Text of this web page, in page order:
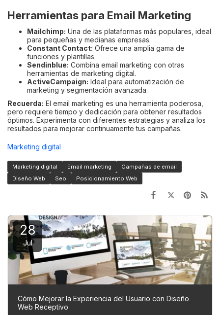
Herramientas para Email Marketing
Mailchimp: Una de las plataformas más populares, ideal
para pequeñas y medianas empresas.
Constant Contact: Ofrece una amplia gama de
funciones y plantillas.
Sendinblue: Combina email marketing con otras
herramientas de marketing digital.
ActiveCampaign: Ideal para automatización de
marketing y segmentación avanzada.
Recuerda: El email marketing es una herramienta poderosa,
pero requiere tiempo y dedicación para obtener resultados
óptimos. Experimenta con diferentes estrategias y analiza los
resultados para mejorar continuamente tus campañas.
Marketing digital
Marketing digital Email marketing
Campañas de email
Diseño Web
Seo Posicionamiento Web
28
Jul
Cómo Mejorar la Experiencia del Usuario con Diseño
Web Receptivo